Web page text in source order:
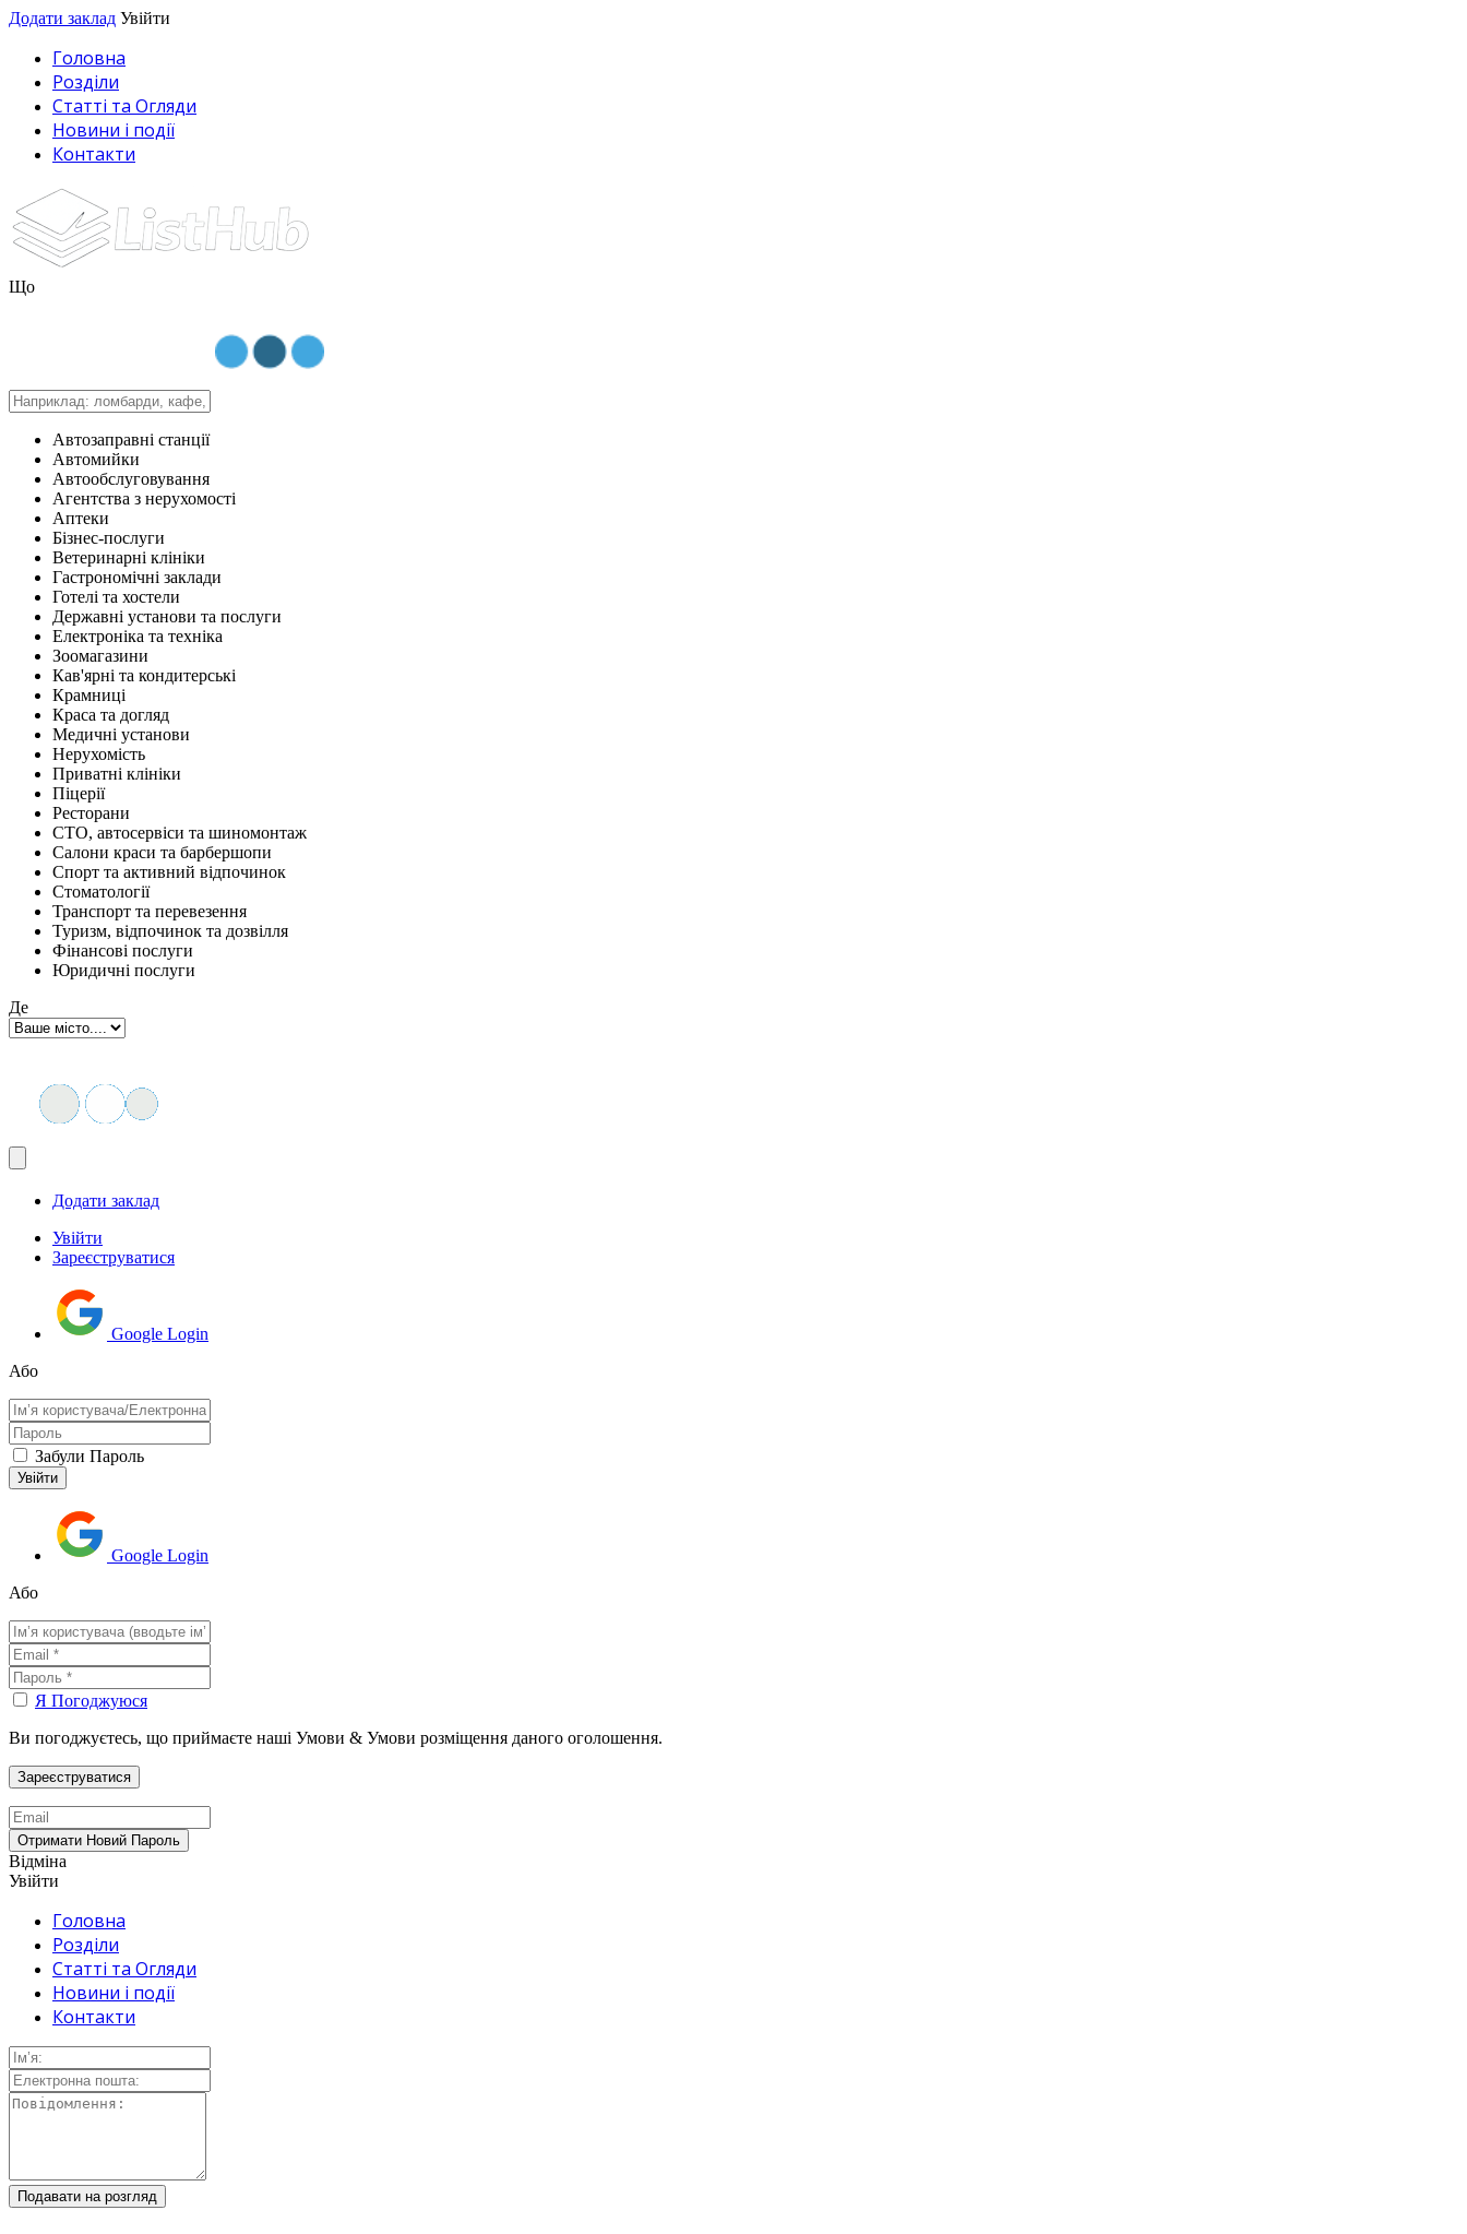
Додати заклад Увійти
Головна
Розділи
Статті та Огляди
Новини і події
Контакти
Що
Автозаправні станції
Автомийки
Автообслуговування
Агентства з нерухомості
Аптеки
Бізнес-послуги
Ветеринарні клініки
Гастрономічні заклади
Готелі та хостели
Державні установи та послуги
Електроніка та техніка
Зоомагазини
Кав'ярні та кондитерські
Крамниці
Краса та догляд
Медичні установи
Нерухомість
Приватні клініки
Піцерії
Ресторани
СТО, автосервіси та шиномонтаж
Салони краси та барбершопи
Спорт та активний відпочинок
Стоматології
Транспорт та перевезення
Туризм, відпочинок та дозвілля
Фінансові послуги
Юридичні послуги
Де
Додати заклад
Увійти
Зареєструватися
Google Login
Або
Забули Пароль
Google Login
Або
Я Погоджуюся
Ви погоджуєтесь, що приймаєте наші Умови & Умови розміщення даного оголошення.
Відміна
Увійти
Головна
Розділи
Статті та Огляди
Новини і події
Контакти